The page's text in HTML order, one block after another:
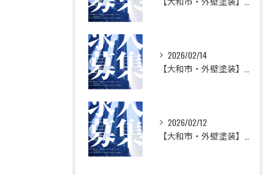
2026/02/14
【大和市・外壁塗装】株式会社シモダの想い
2026/02/12
【大和市・外壁塗装】株式会社シモダ 一緒に働いてくれる職人さん大募集